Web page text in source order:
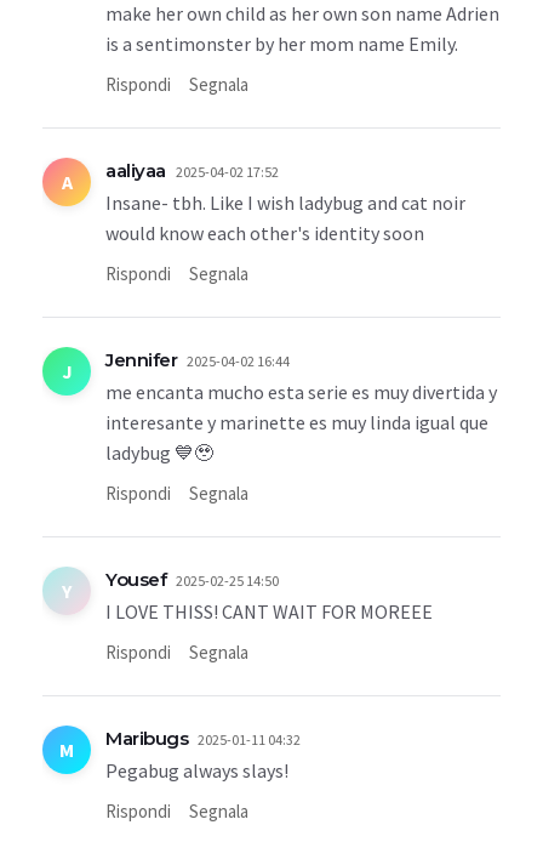
make her own child as her own son name Adrien
is a sentimonster by her mom name Emily.
Rispondi Segnala
A aaliyaa 2025-04-02 17:52
Insane- tbh. Like I wish ladybug and cat noir
would know each other's identity soon
Rispondi Segnala
J Jennifer 2025-04-02 16:44
me encanta mucho esta serie es muy divertida y
interesante y marinette es muy linda igual que
ladybug 💙🥹
Rispondi Segnala
Y Yousef 2025-02-25 14:50
I LOVE THISS! CANT WAIT FOR MOREEE
Rispondi Segnala
M Maribugs 2025-01-11 04:32
Pegabug always slays!
Rispondi Segnala